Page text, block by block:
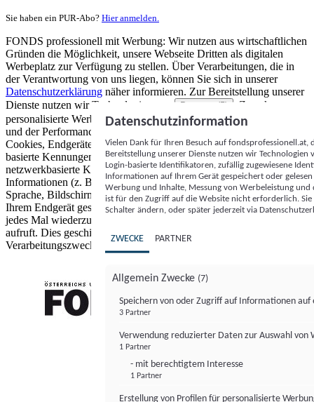
Sie haben ein PUR-Abo? Hier anmelden.
FONDS professionell mit Werbung: Wir nutzen aus wirtschaftlichen
Gründen die Möglichkeit, unsere Webseite Dritten als digitalen
Werbeplatz zur Verfügung zu stellen. Über Verarbeitungen, die in
der Verantwortung von uns liegen, können Sie sich in unserer
Datenschutzerklärung näher informieren. Zur Bereitstellung unserer
Dienste nutzen wir Technologien von
Partnern (5)
. Zwecke:
personalisierte Werbung und Inhalte, Messung von Werbeleistung
und der Performance von Inhalten sowie Zielgruppenforschung.
Cookies, Endgeräte- oder ähnliche Online-Kennungen (z. B. login-
basierte Kennungen, zufällig generierte Kennungen,
netzwerkbasierte Kennungen) können zusammen mit anderen
Informationen (z. B. Browsertyp und Browserinformationen,
Sprache, Bildschirmgröße, unterstützte Technologien usw.) auf
Ihrem Endgerät gespeichert oder von dort ausgelesen werden, um es
jedes Mal wiederzuerkennen, wenn es eine App oder einer Webseite
aufruft. Dies geschieht für einen oder mehrere der hier aufgeführten
Verarbeitungszwecke.
Datenschutzinformation
Vielen Dank für Ihren Besuch auf
Bereitstellung unserer Dienste nutzen wir Technologien
Login-basierte Identifikatoren, zufällig zugewiesene
Informationen auf Ihrem Gerät gespeichert oder
Werbung und Inhalte, Messung von Werbeleistung
ist für den Zugriff auf die Website nicht erforderlich.
Schalter ändern, oder später jederzeit via
ZWECKE PARTNER
Allgemein Zwecke (7)
Speichern von oder Zugriff auf Informationen auf
3 Partner
Verwendung reduzierter Daten zur Auswahl von
1 Partner
- mit berechtigtem Interesse
1 Partner
Erstellung von Profilen für personalisierte
FONDS professionell